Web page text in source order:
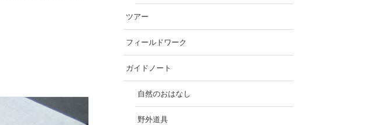
ツアー
フィールドワーク
ガイドノート
自然のおはなし
野外道具